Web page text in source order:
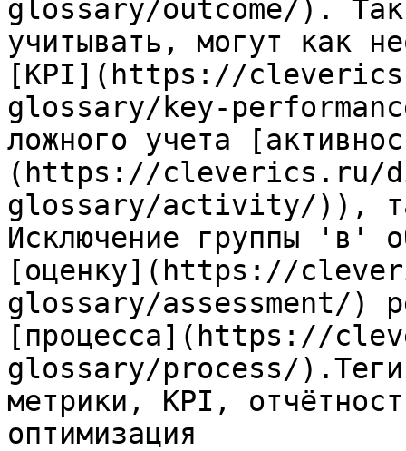
glossary/outcome/).
учитывать, могут как
[KPI](https://
glossary/key-
ложного учета
(https://cleverics.ru/
glossary/activity/)),
Исключение группы 'в'
[оценку](https://
glossary/assessment/)
[процесса](https://
glossary/process/
метрики, KPI,
оптимизация